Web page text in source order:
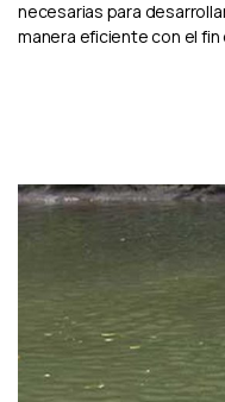
necesarias para
manera eficiente con el